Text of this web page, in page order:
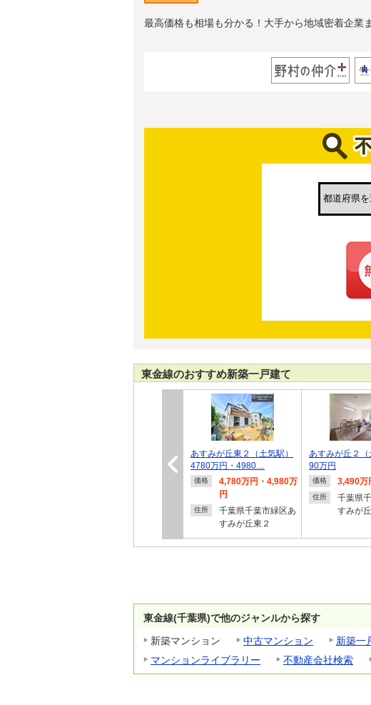
最高価格も相場も分かる！大手から地域密着企業ま
東金線のおすすめ新築一戸建て
あすみが丘東２（土気駅）
4780万円・4980…
価格
4,780万円・4,980万
円
住所
千葉県千葉市緑区あ
すみが丘東２
あすみが丘２
90万円
価格 3,490万
住所
千葉県
すみが
東金線(千葉県)で他のジャンルから探す
新築マンション
中古マンション 新築一
マンションライブラリー
不動産会社検索